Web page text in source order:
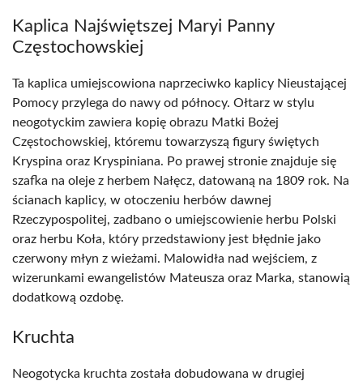
Kaplica Najświętszej Maryi Panny
Częstochowskiej
Ta kaplica umiejscowiona naprzeciwko kaplicy Nieustającej
Pomocy przylega do nawy od północy. Ołtarz w stylu
neogotyckim zawiera kopię obrazu Matki Bożej
Częstochowskiej, któremu towarzyszą figury świętych
Kryspina oraz Kryspiniana. Po prawej stronie znajduje się
szafka na oleje z herbem Nałęcz, datowaną na 1809 rok. Na
ścianach kaplicy, w otoczeniu herbów dawnej
Rzeczypospolitej, zadbano o umiejscowienie herbu Polski
oraz herbu Koła, który przedstawiony jest błędnie jako
czerwony młyn z wieżami. Malowidła nad wejściem, z
wizerunkami ewangelistów Mateusza oraz Marka, stanowią
dodatkową ozdobę.
Kruchta
Neogotycka kruchta została dobudowana w drugiej